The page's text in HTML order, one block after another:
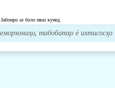
Забонро аз боло иваз кунед.